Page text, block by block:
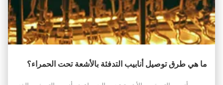
ما هي طرق توصيل أنابيب التدفئة بالأشعة تحت الحمراء؟